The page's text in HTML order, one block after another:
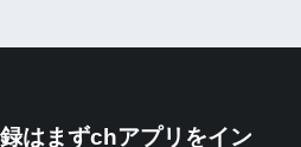
はまずchアプリをイン